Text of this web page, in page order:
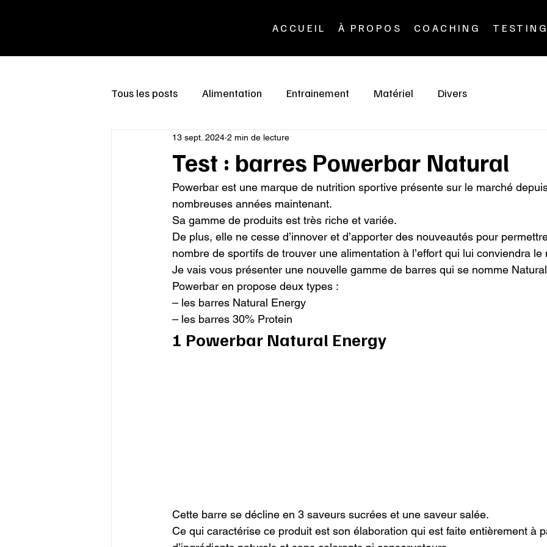
ACCUEIL À PROPOS COACHING
Tous les posts Alimentation Entrainement Matériel Divers
Test : barres Powerbar Natural
13 sept. 2024 2 min de lecture
Powerbar est une marque de nutrition sportive présente sur le marché
nombreuses années maintenant.
Sa gamme de produits est très riche et variée.
De plus, elle ne cesse d’innover et d’apporter des nouveautés pour
nombre de sportifs de trouver une alimentation à l’effort qui lui conviendra le
Je vais vous présenter une nouvelle gamme de barres qui se nomme
Powerbar en propose deux types :
– les barres Natural Energy
– les barres 30% Protein
1 Powerbar Natural Energy
Cette barre se décline en 3 saveurs sucrées et une saveur salée.
Ce qui caractérise ce produit est son élaboration qui est faite entièrement à